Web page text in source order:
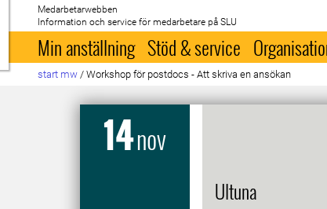
Till startsida
Medarbetarwebben
Information och service för medarbetare på SLU
Min anställning Stöd & service
start mw / Workshop för postdocs - Att skriva en ansökan
14nov
Ultuna